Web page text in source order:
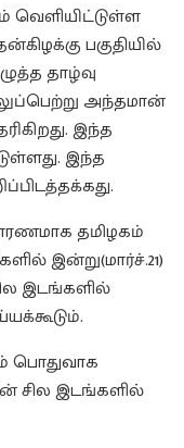
வெளியிட்டுள்ள
பகுதியில்
தாழ்வு
அந்தமான்
இந்த
இந்த
தமிழகம்
இன்று(மார்ச்.21)
இடங்களில்
சில இடங்களில்